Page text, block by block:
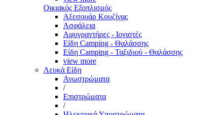
Οικιακός Εξοπλισμός
Αξεσουάρ Κουζίνας
Ασφάλεια
Αφυγραντήρες - Ιονιστές
Είδη Camping - Θαλάσσης
Είδη Camping - Ταξιδιού - Θαλάσσης
view more
Λευκά Είδη
Ανωστρώματα
/
Επιστρώματα
/